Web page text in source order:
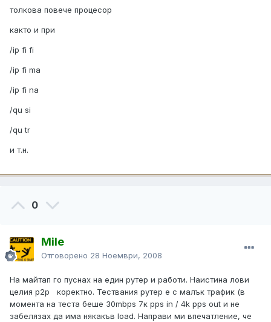
толкова повече процесор
както и при
/ip fi fi
/ip fi ma
/ip fi na
/qu si
/qu tr
и т.н.
0
Mile
Отговорено 28 Ноември, 2008
На майтап го пуснах на един рутер и работи. Наистина лови
целия p2p коректно. Тествания рутер е с малък трафик (в
момента на теста беше 30mbps 7к pps in / 4k pps out и не
забелязах да има някакъв load. Направи ми впечатление, че